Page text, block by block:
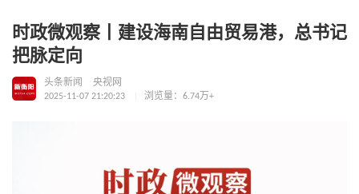
时政微观察丨建设海南自由贸易港，总书记
把脉定向
头条新闻
央视网
2025-11-07 21:20:23
浏览量：6.74万+